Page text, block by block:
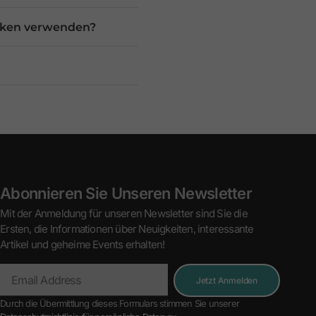
verwenden?
Abonnieren Sie Unseren Newsletter
Mit der Anmeldung für unseren Newsletter sind Sie die
Ersten, die Informationen über Neuigkeiten, interessante
Artikel und geheime Events erhalten!
Jetzt Anmelden
Durch die Übermittlung dieses Formulars stimmen Sie unserer